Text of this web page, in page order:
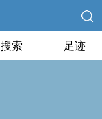
搜索 足迹